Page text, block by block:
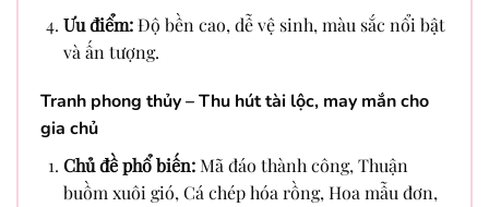
Ưu điểm:Độ bền cao, dễ vệ sinh, màu sắc nổi bật
và ấn tượng.
Tranh phong thủy – Thu hút tài lộc, may mắn cho
gia chủ
Chủ đề phổ biến:Mã đáo thành công, Thuận
buồm xuôi gió, Cá chép hóa rồng, Hoa mẫu đơn,